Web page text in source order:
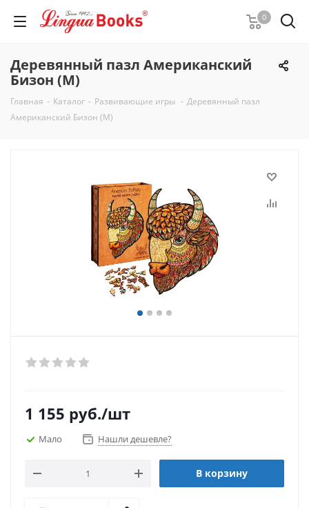
0
Деревянный пазл Американский
Бизон (M)
Главная - Каталог - Развивающие игры - Деревянный пазл
Американский Бизон (M)
1 155 руб./шт
Мало Нашли дешевле?
В корзину